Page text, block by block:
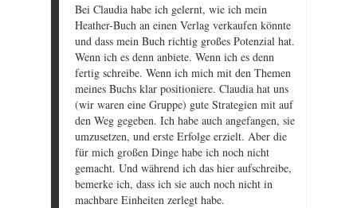
Bei Claudia habe ich gelernt, wie ich mein
Heather-Buch an einen Verlag verkaufen könnte
und dass mein Buch richtig großes Potenzial hat.
Wenn ich es denn anbiete. Wenn ich es denn
fertig schreibe. Wenn ich mich mit den Themen
meines Buchs klar positioniere. Claudia hat uns
(wir waren eine Gruppe) gute Strategien mit auf
den Weg gegeben. Ich habe auch angefangen, sie
umzusetzen, und erste Erfolge erzielt. Aber die
für mich großen Dinge habe ich noch nicht
gemacht. Und während ich das hier aufschreibe,
bemerke ich, dass ich sie auch noch nicht in
machbare Einheiten zerlegt habe.